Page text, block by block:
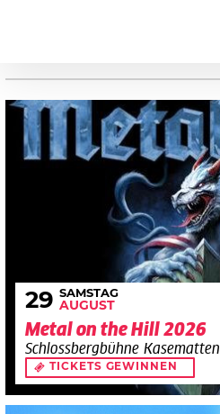
29 SAMSTAG
AUGUST
Metal on the Hill 2026
Schlossbergbühne Kasematten
TICKETS GEWINNEN